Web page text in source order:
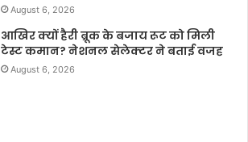
August 6, 2026
आखिर क्यों हैरी ब्रूक के बजाय रूट को मिली
टेस्ट कमान? नेशनल सेलेक्टर ने बताई वजह
August 6, 2026